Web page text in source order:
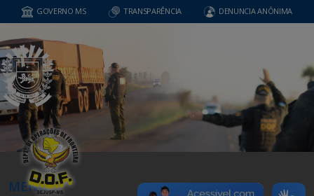
GOVERNO MS TRANSPARÊNCIA DENUNCIA ANÔNIMA
MENU